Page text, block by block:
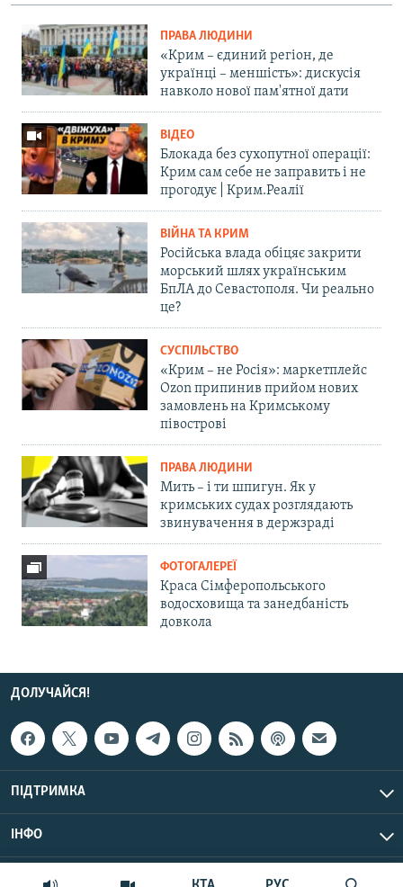
ПРАВА ЛЮДИНИ
«Крим – єдиний регіон, де
українці – меншість»: дискусія
навколо нової пам'ятної дати
ВІДЕО
Блокада без сухопутної операції:
Крим сам себе не заправить і не
прогодує | Крим.Реалії
ВІЙНА ТА КРИМ
Російська влада обіцяє закрити
морський шлях українським
БпЛА до Севастополя. Чи реально
це?
СУСПІЛЬСТВО
«Крим – не Росія»: маркетплейс
Ozon припинив прийом нових
замовлень на Кримському
півострові
ПРАВА ЛЮДИНИ
Мить – і ти шпигун. Як у
кримських судах розглядають
звинувачення в держзраді
ФОТОГАЛЕРЕЇ
Краса Сімферопольського
водосховища та занедбаність
довкола
ДОЛУЧАЙСЯ!
ПІДТРИМКА
ІНФО
© Крим.Реалії, 2026 | Усі права застережено.